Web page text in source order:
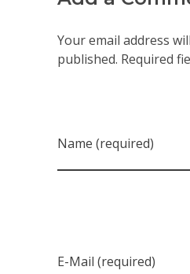
Your email address
published. Required
Name (required)
E-Mail (required)